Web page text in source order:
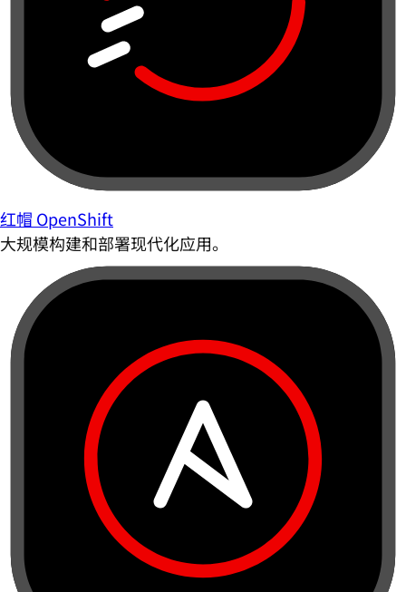
红帽 OpenShift
大规模构建和部署现代化应用。